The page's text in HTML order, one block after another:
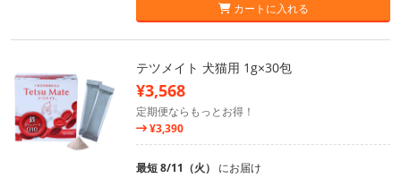
カートに入れる
テツメイト 犬猫用 1g×30包
¥3,568
定期便ならもっとお得！
¥3,390
最短 8/11（火） にお届け